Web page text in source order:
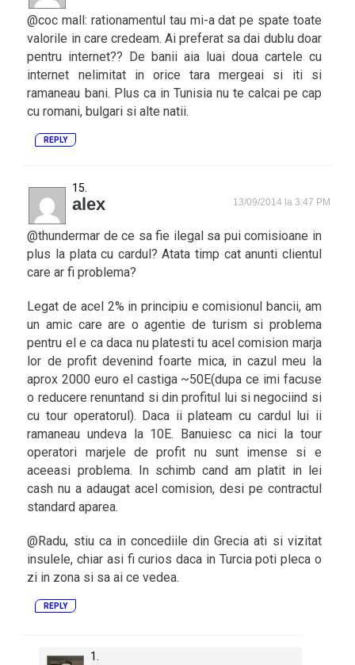
@coc mall: rationamentul tau mi-a dat pe spate toate
valorile in care credeam. Ai preferat sa dai dublu doar
pentru internet?? De banii aia luai doua cartele cu
internet nelimitat in orice tara mergeai si iti si
ramaneau bani. Plus ca in Tunisia nu te calcai pe cap
cu romani, bulgari si alte natii.
REPLY
alex 13/09/2014 la 3:47 PM
@thundermar de ce sa fie ilegal sa pui comisioane in
plus la plata cu cardul? Atata timp cat anunti clientul
care ar fi problema?
Legat de acel 2% in principiu e comisionul bancii, am
un amic care are o agentie de turism si problema
pentru el e ca daca nu platesti tu acel comision marja
lor de profit devenind foarte mica, in cazul meu la
aprox 2000 euro el castiga ~50E(dupa ce imi facuse
o reducere renuntand si din profitul lui si negociind si
cu tour operatorul). Daca ii plateam cu cardul lui ii
ramaneau undeva la 10E. Banuiesc ca nici la tour
operatori marjele de profit nu sunt imense si e
aceeasi problema. In schimb cand am platit in lei
cash nu a adaugat acel comision, desi pe contractul
standard aparea.
@Radu, stiu ca in concediile din Grecia ati si vizitat
insulele, chiar asi fi curios daca in Turcia poti pleca o
zi in zona si sa ai ce vedea.
REPLY